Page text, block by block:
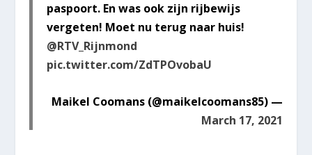
paspoort. En was ook zijn rijbewijs
vergeten! Moet nu terug naar huis!
@RTV_Rijnmond
pic.twitter.com/ZdTPOvobaU
— Maikel Coomans (@maikelcoomans85)
March 17, 2021